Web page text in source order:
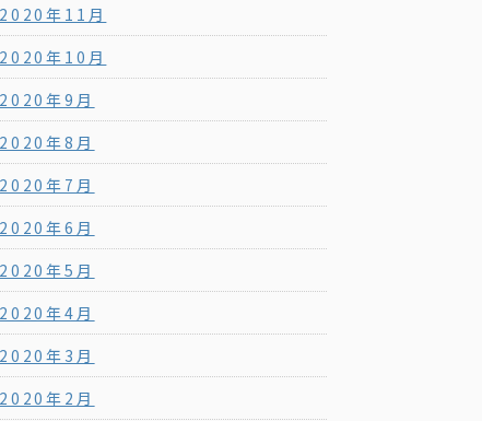
2020年11月
2020年10月
2020年9月
2020年8月
2020年7月
2020年6月
2020年5月
2020年4月
2020年3月
2020年2月